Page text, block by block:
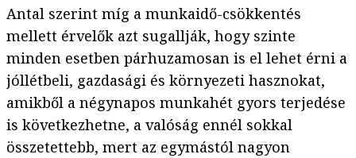
Antal szerint míg a munkaidő-csökkentés
mellett érvelők azt sugallják, hogy szinte
minden esetben párhuzamosan is el lehet érni a
jóllétbeli, gazdasági és környezeti hasznokat,
amikből a négynapos munkahét gyors terjedése
is következhetne, a valóság ennél sokkal
összetettebb, mert az egymástól nagyon